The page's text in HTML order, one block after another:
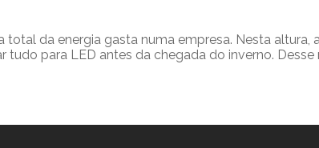
da energia gasta numa empresa. Nesta
para LED antes da chegada do inverno.